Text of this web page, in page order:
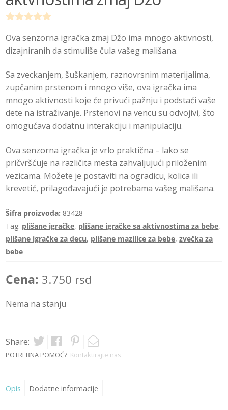
c
e
j
e
n
o
0
5
Ova senzorna igračka zmaj Džo ima mnogo aktivnosti,
dizajniranih da stimuliše čula vašeg mališana.
Sa zveckanjem, šuškanjem, raznovrsnim materijalima,
zupčanim prstenom i mnogo više, ova igračka ima
mnogo aktivnosti koje će privući pažnju i podstaći vaše
dete na istraživanje. Prstenovi na vencu su odvojivi, što
omogućava dodatnu interakciju i manipulaciju.
Ova senzorna igračka je vrlo praktična – lako se
pričvršćuje na različita mesta zahvaljujući priloženim
vezicama. Možete je postaviti na ogradicu, kolica ili
krevetić, prilagođavajući je potrebama vašeg mališana.
Šifra proizvoda: 83428
Tag: plišane igračke, plišane igračke sa aktivnostima za bebe,
plišane igračke za decu, plišane mazilice za bebe,zvečka za
bebe
Cena: 3.750 rsd
Nema na stanju
Share:
POTREBNA POMOĆ? Kontaktirajte nas
Opis Dodatne informacije